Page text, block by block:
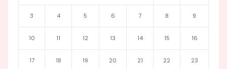
3 4 5 6 7 8 9
10 11 12 13 14 15 16
17 18 19 20 21 22 23